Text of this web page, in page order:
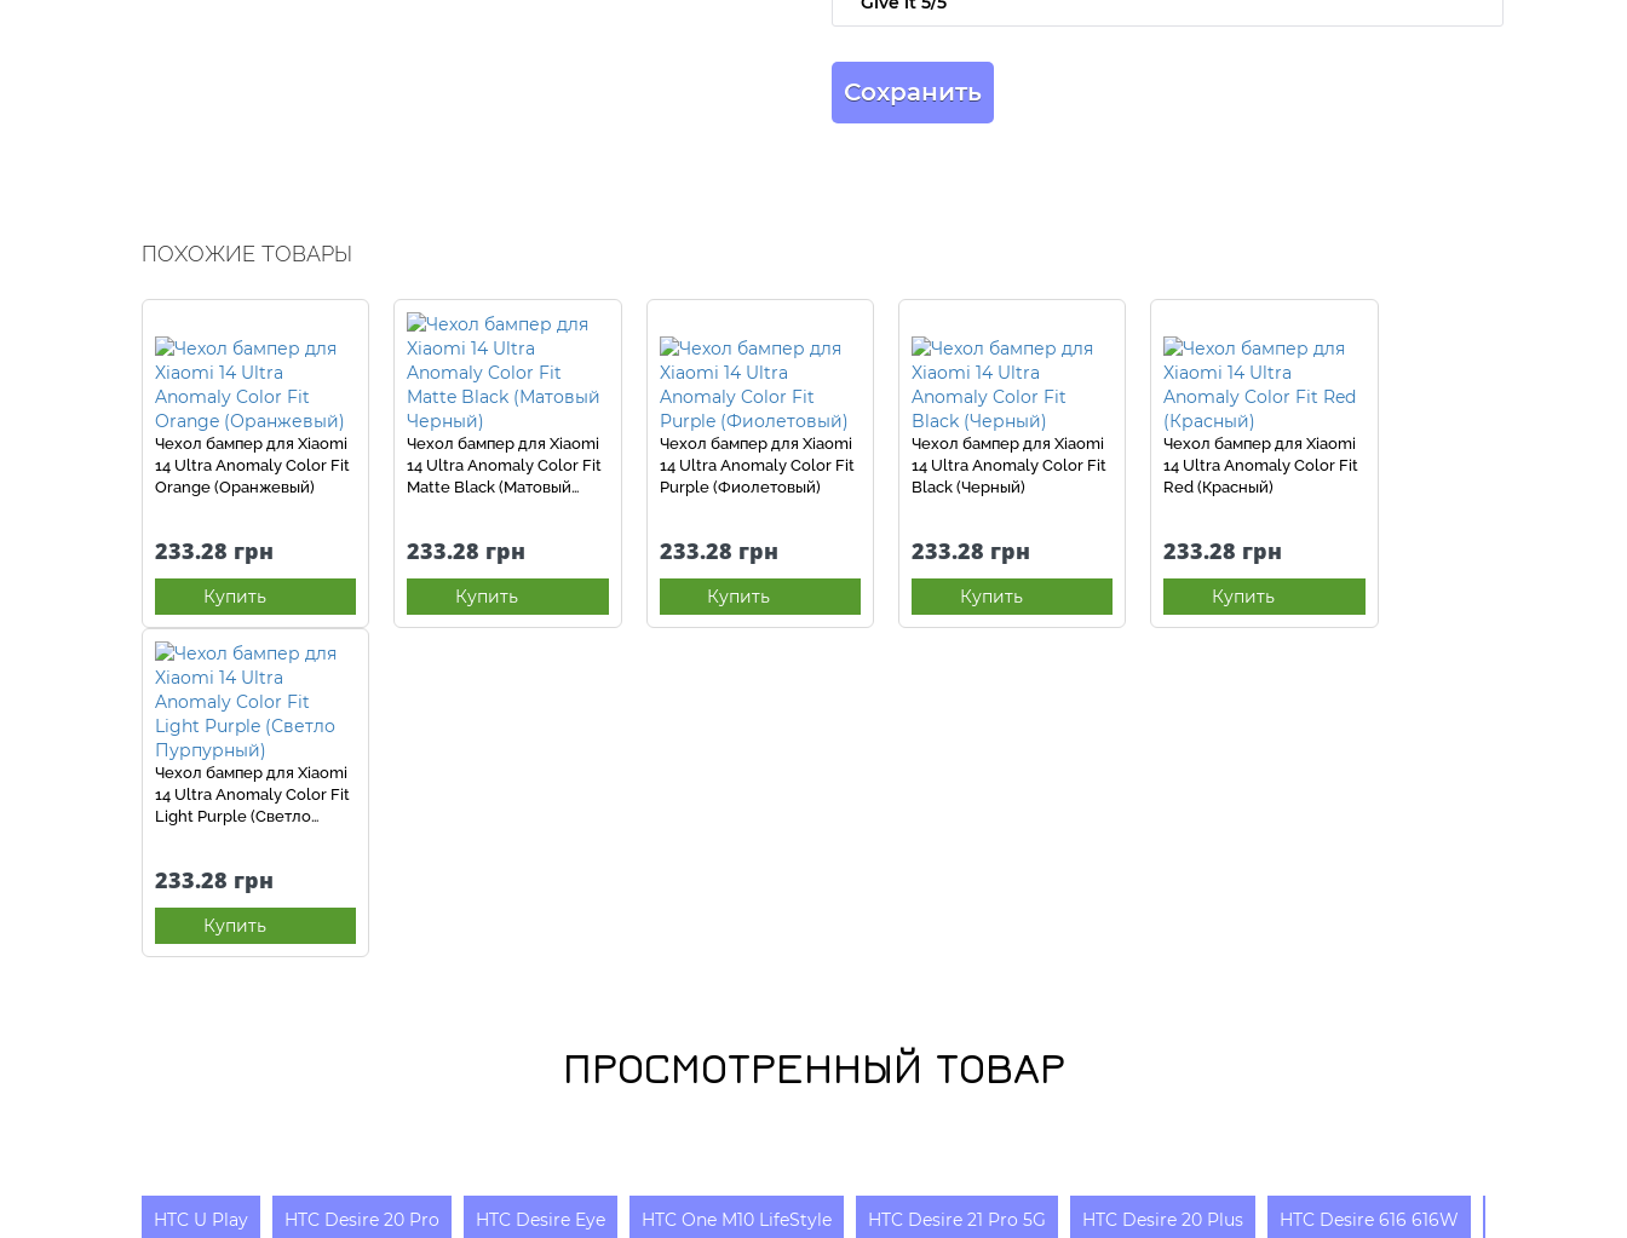
ПОХОЖИЕ ТОВАРЫ
Чехол бампер для Xiaomi
14 Ultra Anomaly Color Fit
Orange (Оранжевый)
233.28 грн
Купить
Чехол бампер для Xiaomi
14 Ultra Anomaly Color Fit
Matte Black (Матовый
233.28 грн
Купить
Чехол бампер для Xiaomi
14 Ultra Anomaly Color Fit
Purple (Фиолетовый)
233.28 грн
Купить
Чехол бампер для Xiaomi
14 Ultra Anomaly Color Fit
Black (Черный)
233.28 грн
Купить
Чехол бампер для Xiaomi
14 Ultra Anomaly Color Fit
Red (Красный)
233.28 грн
Купить
Чехол бампер для Xiaomi
14 Ultra Anomaly Color Fit
Light Purple (Светло
233.28 грн
Купить
ПРОСМОТРЕННЫЙ ТОВАР
HTC U Play HTC Desire 20 Pro HTC Desire Eye HTC One M10 LifeStyle HTC Desire 21 Pro 5G HTC Desire 20 Plus HTC Desire 616 616W